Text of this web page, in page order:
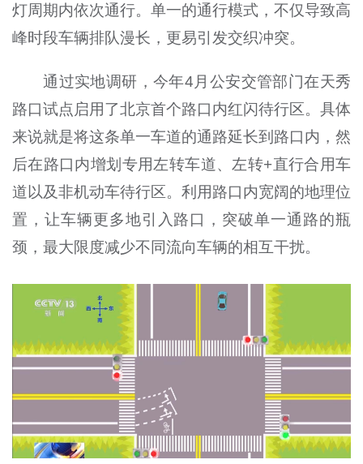
灯周期内依次通行。单一的通行模式，不仅导致高
峰时段车辆排队漫长，更易引发交织冲突。
通过实地调研，今年4月公安交管部门在天秀
路口试点启用了北京首个路口内红闪待行区。具体
来说就是将这条单一车道的通路延长到路口内，然
后在路口内增划专用左转车道、左转+直行合用车
道以及非机动车待行区。利用路口内宽阔的地理位
置，让车辆更多地引入路口，突破单一通路的瓶
颈，最大限度减少不同流向车辆的相互干扰。